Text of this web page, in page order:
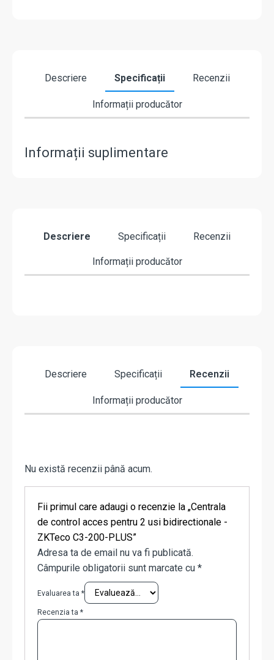
Descriere Specificații Recenzii
Informații producător
Informații suplimentare
Descriere Specificații Recenzii
Informații producător
Descriere Specificații Recenzii
Informații producător
Nu există recenzii până acum.
Fii primul care adaugi o recenzie la „Centrala
de control acces pentru 2 usi bidirectionale -
ZKTeco C3-200-PLUS”
Adresa ta de email nu va fi publicată.
Câmpurile obligatorii sunt marcate cu *
Evaluarea ta *
Recenzia ta *